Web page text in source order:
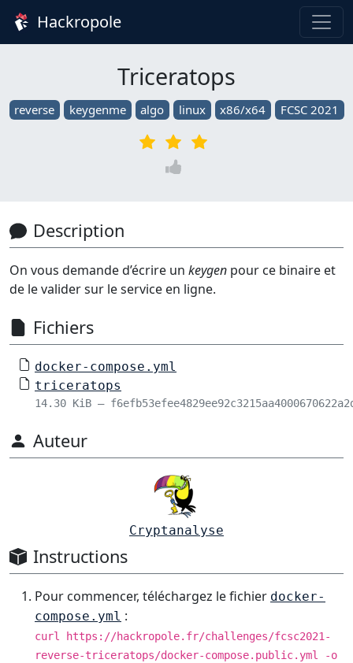
Hackropole
Triceratops
reverse keygenme algo linux x86/x64 FCSC 2021
Description
On vous demande d’écrire un keygen pour ce binaire et
de le valider sur le service en ligne.
Fichiers
docker-compose.yml
triceratops
14.30 KiB –
Auteur
Cryptanalyse
Instructions
Pour commencer, téléchargez le fichier docker-
compose.yml :
curl https://hackropole.fr/challenges/fcsc2021-
reverse-triceratops/docker-compose.public.yml -o